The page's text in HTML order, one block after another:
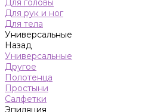
Для головы
Для рук и ног
Для тела
Универсальные
Назад
Универсальные
Другое
Полотенца
Простыни
Салфетки
Эпиляция